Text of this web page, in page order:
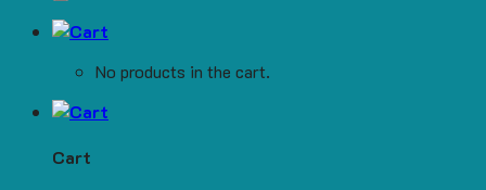
No products in the cart.
Cart